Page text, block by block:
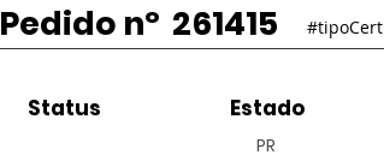
Pedido nº 261415 #tipoCert
Status Estado
PR